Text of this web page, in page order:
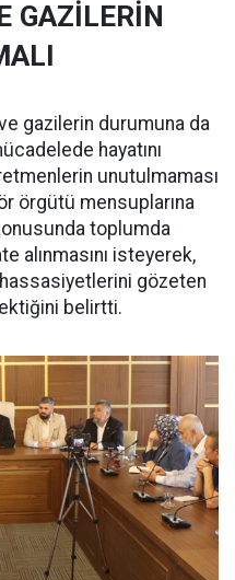
GAZİLERİN
gazilerin durumuna da
hayatını
unutulmaması
örgütü mensuplarına
toplumda
alınmasını isteyerek,
gözeten
belirtti.